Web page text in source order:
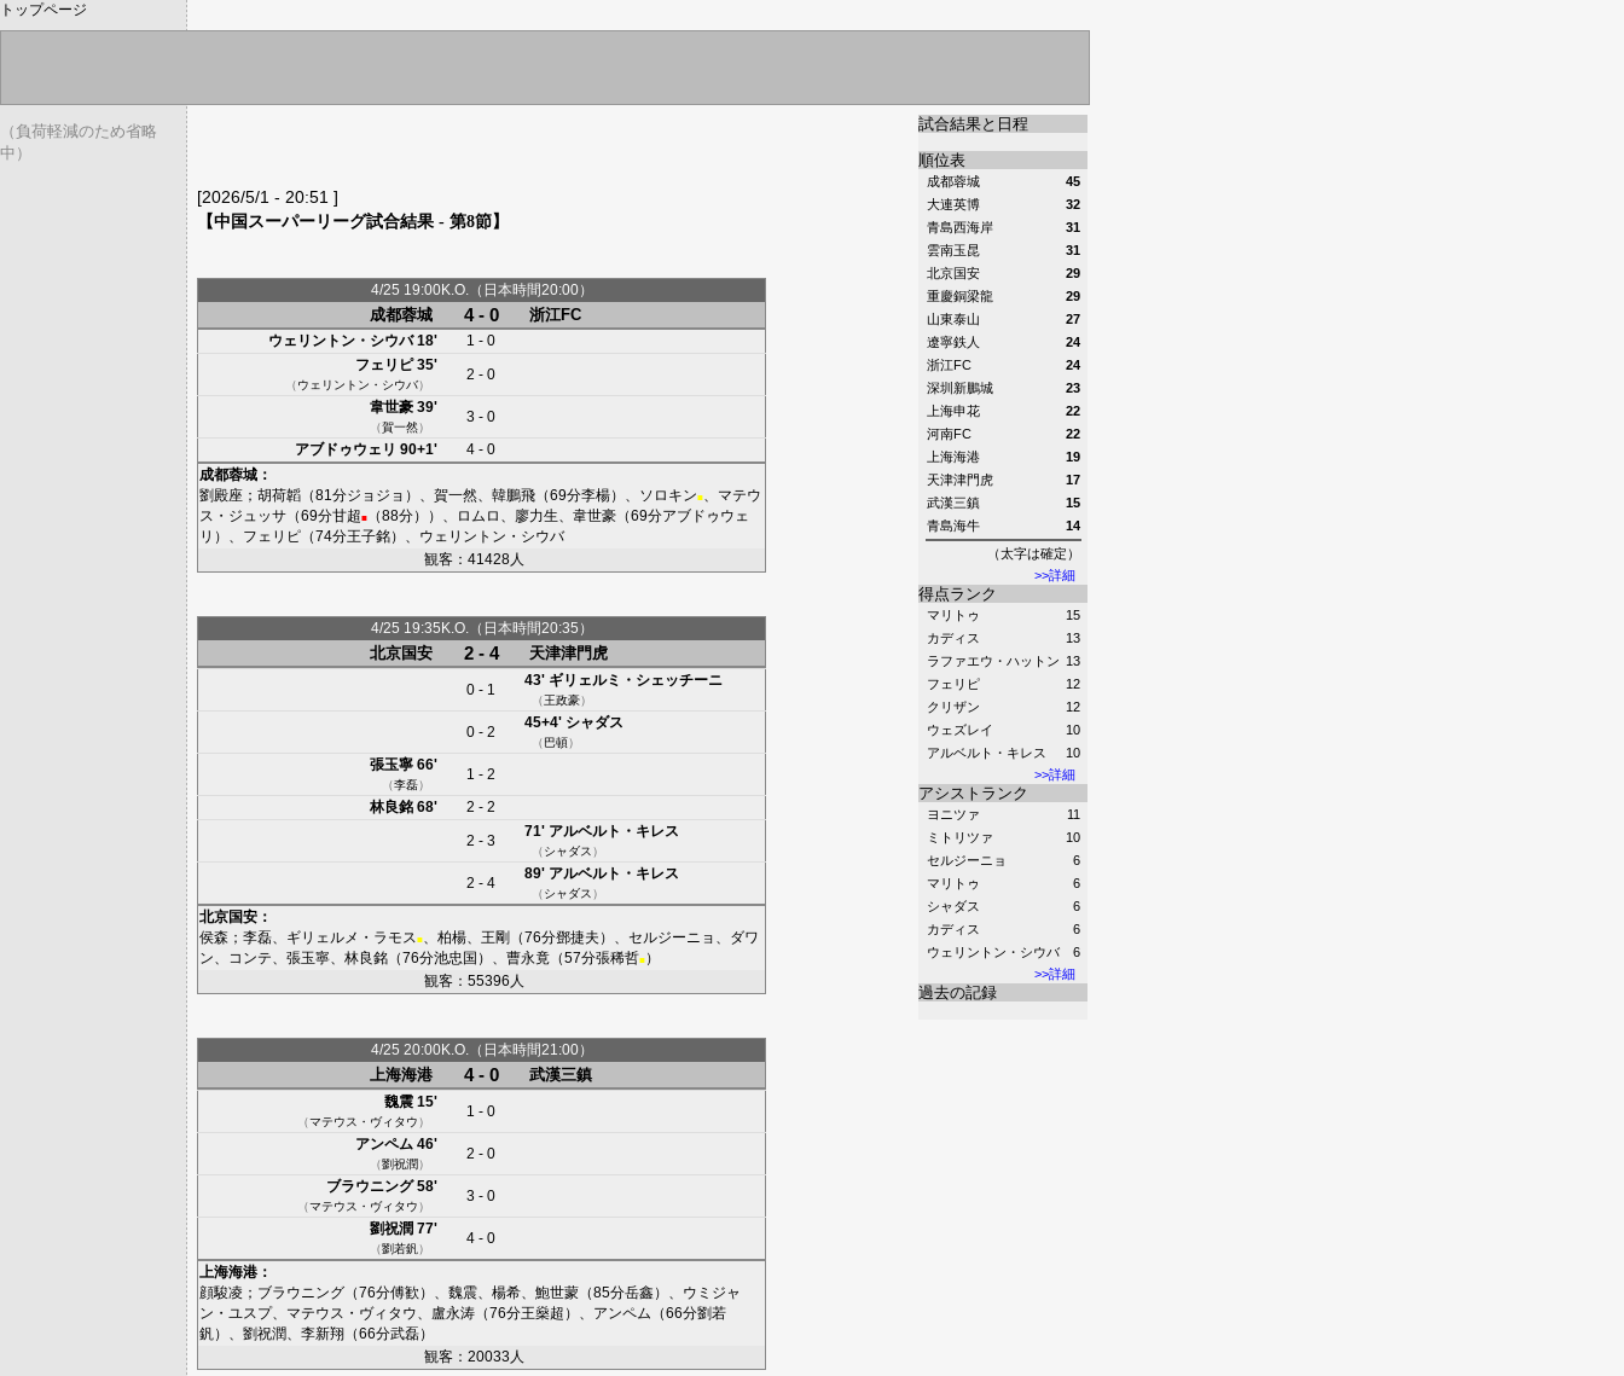
トップページ
（負荷軽減のため省略
中）
試合結果と日程
順位表
>>詳細
成都蓉城
45
大連英博
32
青島西海岸
31
雲南玉昆
31
北京国安
29
重慶銅梁龍
29
山東泰山
27
遼寧鉄人
24
浙江FC
24
深圳新鵬城
23
上海申花
22
河南FC
22
上海海港
19
天津津門虎
17
武漢三鎮
15
青島海牛
14
（太字は確定）
得点ランク
>>詳細
マリトゥ
15
カディス
13
ラファエウ・ハットン 13
フェリピ
12
クリザン
12
ウェズレイ
10
アルベルト・キレス
10
アシストランク
>>詳細
ヨニツァ
11
ミトリツァ
10
セルジーニョ
6
マリトゥ
6
シャダス
6
カディス
6
ウェリントン・シウバ
6
過去の記録
[2026/5/1 - 20:51 ]
【中国スーパーリーグ試合結果 - 第8節】
4/25 19:00K.O.（日本時間20:00）
成都蓉城 4 - 0 浙江FC
ウェリントン・シウバ18'
1 - 0
フェリピ35'
（ウェリントン・シウバ）
2 - 0
韋世豪 39'
（賀一然）
3 - 0
アブドゥウェリ 90+1'
4 - 0
成都蓉城 ：
劉殿座 ； 胡荷韜 （81分ジョジョ ）、 賀一然 韓鵬飛 （69分李楊）、 ソロキン■
マテウ
ス・ジュッサ （69分甘超■ （88分））、 ロムロ 廖力生 韋世豪 （69分アブドゥウェ
リ ）、 フェリピ （74分王子銘）、 ウェリントン・シウバ
観客：41428人
4/25 19:35K.O.（日本時間20:35）
北京国安 2 - 4 天津津門虎
0 - 1
43' ギリェルミ・シェッチーニ
（王政豪）
0 - 2
45+4' シャダス
（巴頓）
張玉寧 66'
（李磊）
1 - 2
林良銘 68'
2 - 2
2 - 3
71' アルベルト・キレス
（シャダス ）
2 - 4
89' アルベルト・キレス
（シャダス ）
北京国安 ：
侯森 ； 李磊 ギリェルメ・ラモス ■ 柏楊 王剛 （76分鄧捷夫 ）、 セルジーニョ
ダワ
ン
コンテ 張玉寧 林良銘 （76分池忠国 ）、 曹永竟 （57分張稀哲■ ）
観客：55396人
4/25 20:00K.O.（日本時間21:00）
上海海港 4 - 0 武漢三鎮
魏震 15'
（マテウス・ヴィタウ）
1 - 0
アンペム 46'
（劉祝潤）
2 - 0
ブラウニング58'
（マテウス・ヴィタウ）
3 - 0
劉祝潤 77'
（劉若釩 ）
4 - 0
上海海港 ：
顔駿凌 ； ブラウニング （76分傅歓 ）、 魏震 楊希 鮑世蒙 （85分岳鑫 ）、 ウミジャ
ン・ユスプ、 マテウス・ヴィタウ 盧永涛 （76分王燊超 ）、 アンペム （66分劉若
釩 ）、 劉祝潤 李新翔 （66分武磊）
観客：20033人